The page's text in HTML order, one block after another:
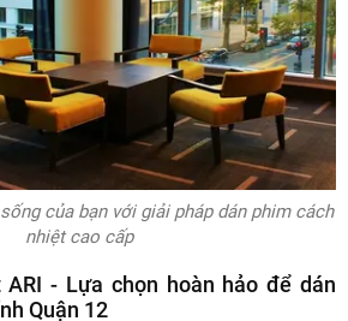
của bạn với giải pháp dán phim cách
nhiệt cao cấp
- Lựa chọn hoàn hảo để dán
Quận 12